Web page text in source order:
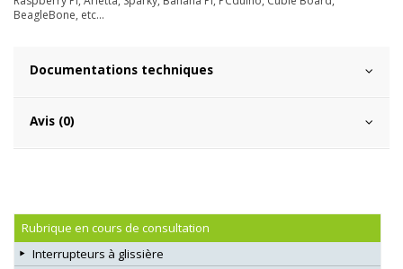
BeagleBone, etc...
Documentations techniques
Avis (0)
Rubrique en cours de consultation
Interrupteurs à glissière